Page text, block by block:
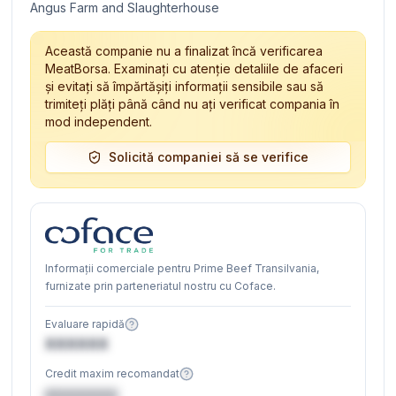
Angus Farm and Slaughterhouse
Această companie nu a finalizat încă verificarea
MeatBorsa. Examinați cu atenție detaliile de afaceri
și evitați să împărtășiți informații sensibile sau să
trimiteți plăți până când nu ați verificat compania în
mod independent.
Solicită companiei să se verifice
Informații comerciale pentru Prime Beef Transilvania,
furnizate prin parteneriatul nostru cu Coface.
Evaluare rapidă
XXXXXX
Credit maxim recomandat